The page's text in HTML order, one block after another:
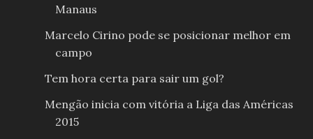
Manaus
Marcelo Cirino pode se posicionar melhor em
campo
Tem hora certa para sair um gol?
Mengão inicia com vitória a Liga das Américas
2015